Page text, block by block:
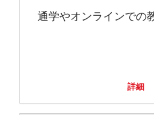
通学やオンラインでの
詳細